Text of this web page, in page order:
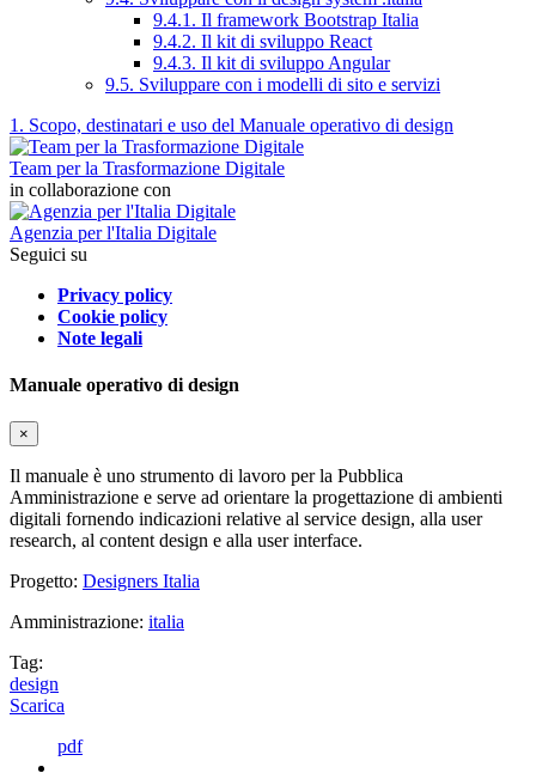
9.4.1. Il framework Bootstrap Italia
9.4.2. Il kit di sviluppo React
9.4.3. Il kit di sviluppo Angular
9.5. Sviluppare con i modelli di sito e servizi
1. Scopo, destinatari e uso del Manuale operativo di design
Team per la Trasformazione Digitale
in collaborazione con
Agenzia per l'Italia Digitale
Seguici su
Privacy policy
Cookie policy
Note legali
Manuale operativo di design
×
Il manuale è uno strumento di lavoro per la Pubblica
Amministrazione e serve ad orientare la progettazione di ambienti
digitali fornendo indicazioni relative al service design, alla user
research, al content design e alla user interface.
Progetto: Designers Italia
Amministrazione: italia
Tag:
design
Scarica
pdf